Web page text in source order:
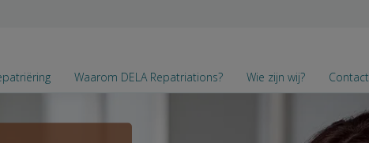
Waarom DELA Repatriations? Wie zijn wij? Contact